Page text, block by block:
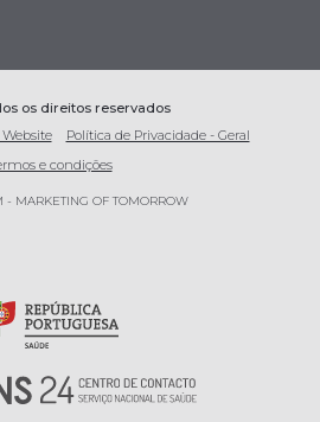
os direitos reservados
Política de Privacidade - Geral
e condições
- MARKETING OF TOMORROW